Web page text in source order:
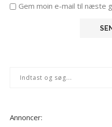
Gem moin e-mail til næste
Annoncer: